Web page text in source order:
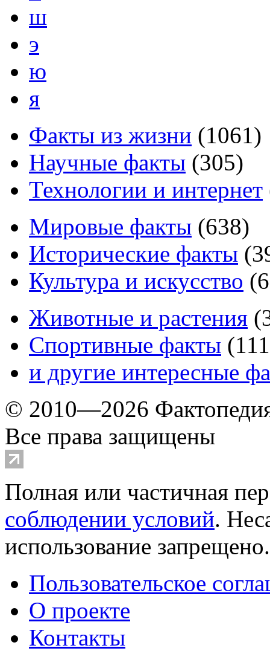
ш
э
ю
я
Факты из жизни (1061)
Научные факты (305)
Технологии и интернет
Мировые факты (638)
Исторические факты (
Культура и искусство (
Животные и растения (
Спортивные факты (111
и другие интересные
© 2010—2026
Все права защищены
Полная или частичная
соблюдении условий.
использование
Пользовательское
О проекте
Контакты